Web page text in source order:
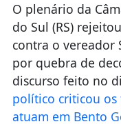
O plenário da
do Sul (RS)
contra o vereador
por quebra de
discurso feito no
político criticou
atuam em Bento